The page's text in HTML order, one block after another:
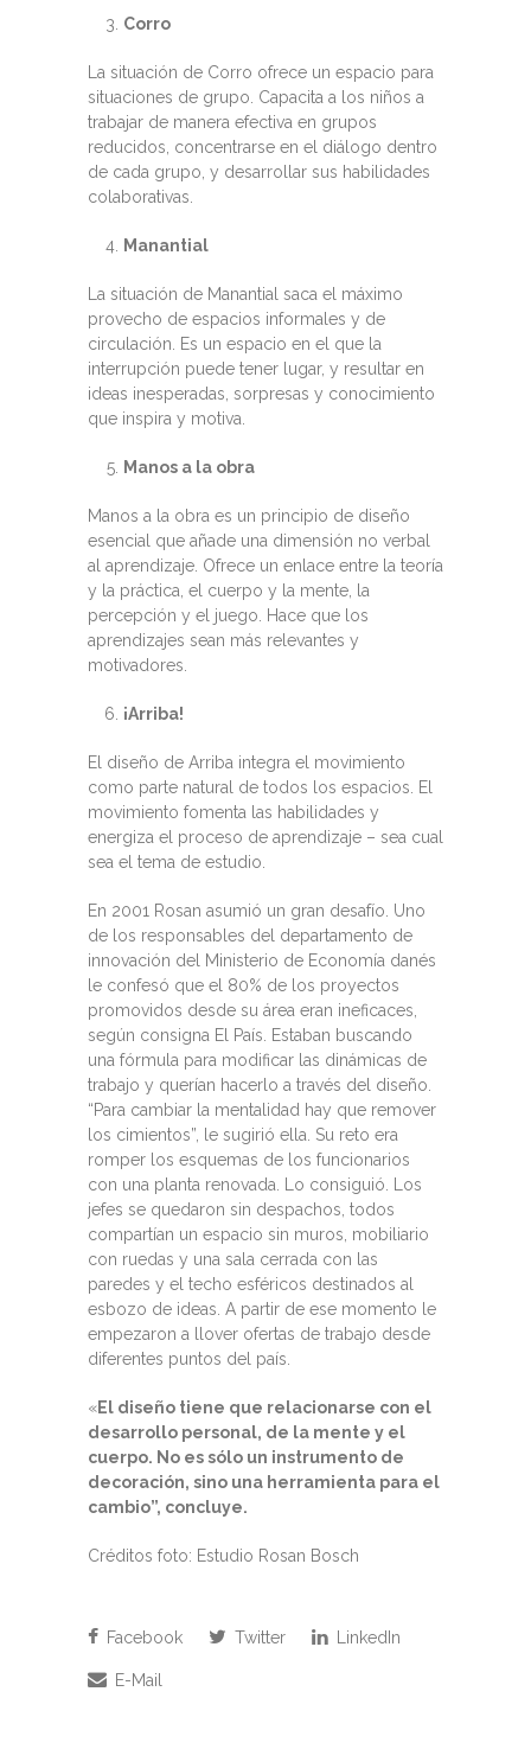
Corro
La situación de Corro ofrece un espacio para
situaciones de grupo. Capacita a los niños a
trabajar de manera efectiva en grupos
reducidos, concentrarse en el diálogo dentro
de cada grupo, y desarrollar sus habilidades
colaborativas.
Manantial
La situación de Manantial saca el máximo
provecho de espacios informales y de
circulación. Es un espacio en el que la
interrupción puede tener lugar, y resultar en
ideas inesperadas, sorpresas y conocimiento
que inspira y motiva.
Manos a la obra
Manos a la obra es un principio de diseño
esencial que añade una dimensión no verbal
al aprendizaje. Ofrece un enlace entre la teoría
y la práctica, el cuerpo y la mente, la
percepción y el juego. Hace que los
aprendizajes sean más relevantes y
motivadores.
¡Arriba!
El diseño de Arriba integra el movimiento
como parte natural de todos los espacios. El
movimiento fomenta las habilidades y
energiza el proceso de aprendizaje – sea cual
sea el tema de estudio.
En 2001 Rosan asumió un gran desafío. Uno
de los responsables del departamento de
innovación del Ministerio de Economía danés
le confesó que el 80% de los proyectos
promovidos desde su área eran ineficaces,
según consigna El País. Estaban buscando
una fórmula para modificar las dinámicas de
trabajo y querían hacerlo a través del diseño.
“Para cambiar la mentalidad hay que remover
los cimientos”, le sugirió ella. Su reto era
romper los esquemas de los funcionarios
con una planta renovada. Lo consiguió. Los
jefes se quedaron sin despachos, todos
compartían un espacio sin muros, mobiliario
con ruedas y una sala cerrada con las
paredes y el techo esféricos destinados al
esbozo de ideas. A partir de ese momento le
empezaron a llover ofertas de trabajo desde
diferentes puntos del país.
«El diseño tiene que relacionarse con el
desarrollo personal, de la mente y el
cuerpo. No es sólo un instrumento de
decoración, sino una herramienta para el
cambio”, concluye.
Créditos foto: Estudio Rosan Bosch
Facebook Twitter LinkedIn
E-Mail